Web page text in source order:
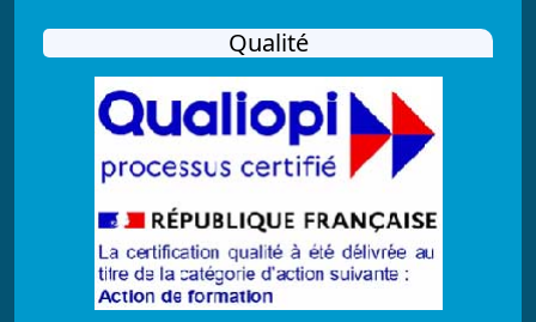
Qualité